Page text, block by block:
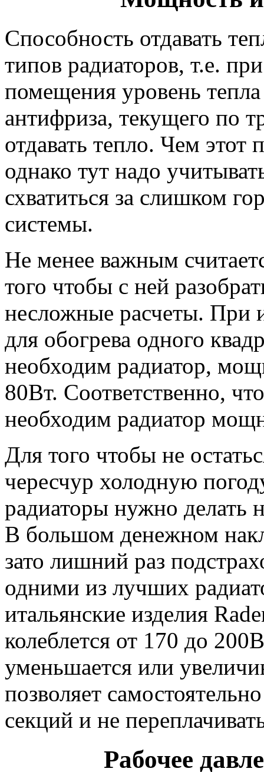
Способность отдавать
типов радиаторов, т.е.
помещения уровень тепла
антифриза, текущего по
отдавать тепло. Чем этот
однако тут надо
схватиться за слишком
системы.
Не менее важным
того чтобы с ней
несложные расчеты. При
для обогрева одного
необходим радиатор,
80Вт. Соответственно,
необходим радиатор
Для того чтобы не
чересчур холодную
радиаторы нужно делать
В большом денежном
зато лишний раз
одними из лучших
итальянские изделия
колеблется от 170 до
уменьшается или
позволяет
секций и не
Рабочее